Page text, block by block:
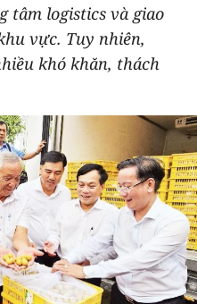
tâm logistics và giao
vực. Tuy nhiên,
khó khăn, thách